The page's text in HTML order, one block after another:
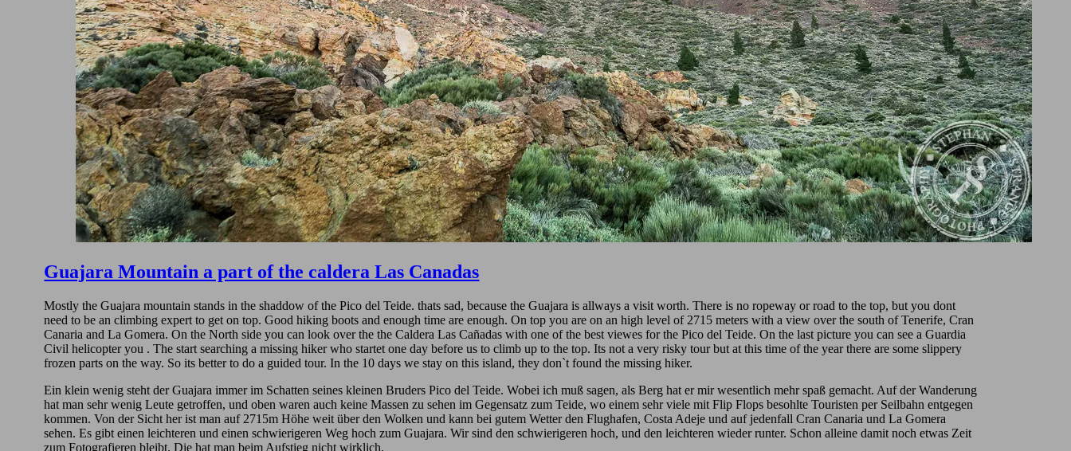
Guajara Mountain a part of the caldera Las Canadas
Mostly the Guajara mountain stands in the shaddow of the Pico del Teide. thats sad, because the Guajara is allways a visit worth. There is no ropeway or road to the top, but you dont
need to be an climbing expert to get on top. Good hiking boots and enough time are enough. On top you are on an high level of 2715 meters with a view over the south of Tenerife, Cran
Canaria and La Gomera. On the North side you can look over the the Caldera Las Cañadas with one of the best viewes for the Pico del Teide. On the last picture you can see a Guardia
Civil helicopter you . The start searching a missing hiker who startet one day before us to climb up to the top. Its not a very risky tour but at this time of the year there are some slippery
frozen parts on the way. So its better to do a guided tour. In the 10 days we stay on this island, they don`t found the missing hiker.
Ein klein wenig steht der Guajara immer im Schatten seines kleinen Bruders Pico del Teide. Wobei ich muß sagen, als Berg hat er mir wesentlich mehr spaß gemacht. Auf der Wanderung
hat man sehr wenig Leute getroffen, und oben waren auch keine Massen zu sehen im Gegensatz zum Teide, wo einem sehr viele mit Flip Flops besohlte Touristen per Seilbahn entgegen
kommen. Von der Sicht her ist man auf 2715m Höhe weit über den Wolken und kann bei gutem Wetter den Flughafen, Costa Adeje und auf jedenfall Cran Canaria und La Gomera
sehen. Es gibt einen leichteren und einen schwierigeren Weg hoch zum Guajara. Wir sind den schwierigeren hoch, und den leichteren wieder runter. Schon alleine damit noch etwas Zeit
zum Fotografieren bleibt. Die hat man beim Aufstieg nicht wirklich.